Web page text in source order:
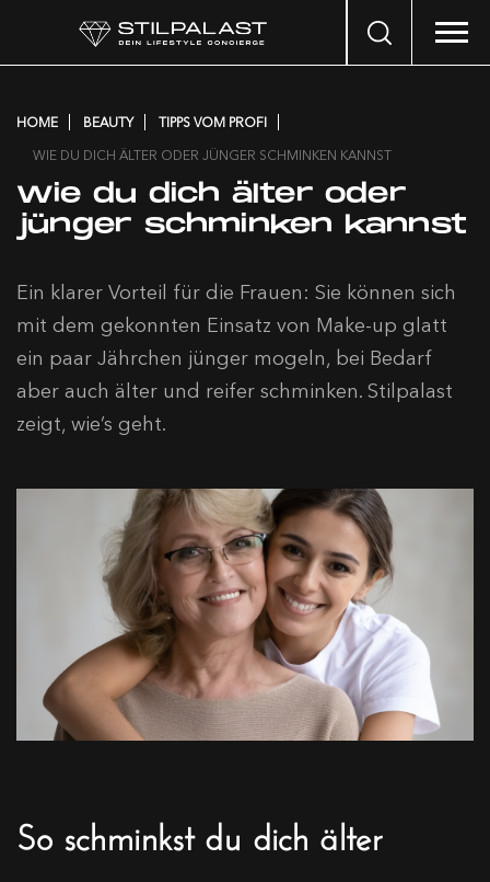
Search
HOME BEAUTY
TIPPS VOM PROFI
WIE DU DICH ÄLTER ODER JÜNGER SCHMINKEN KANNST
Wie du dich älter oder
jünger schminken kannst
Ein klarer Vorteil für die Frauen: Sie können sich
mit dem gekonnten Einsatz von Make-up glatt
ein paar Jährchen jünger mogeln, bei Bedarf
aber auch älter und reifer schminken. Stilpalast
zeigt, wie’s geht.
So schminkst du dich älter